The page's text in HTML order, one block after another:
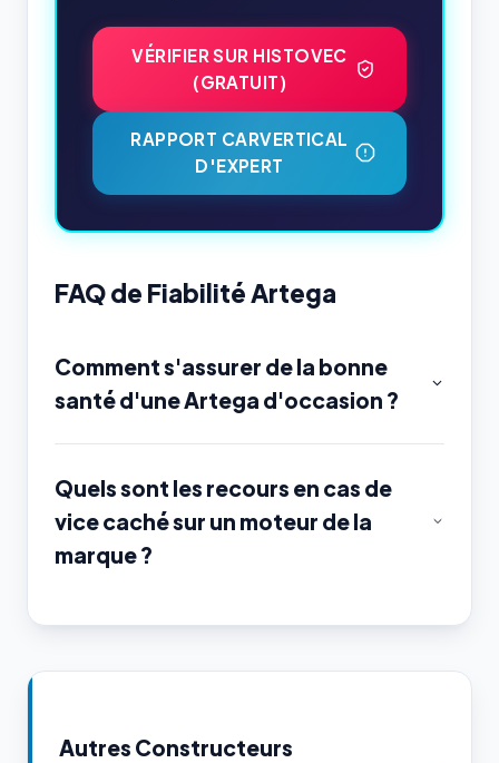
VÉRIFIER SUR HISTOVEC
(GRATUIT)
RAPPORT CARVERTICAL
D'EXPERT
FAQ de Fiabilité Artega
Comment s'assurer de la bonne
santé d'une Artega d'occasion ?
Quels sont les recours en cas de
vice caché sur un moteur de la
marque ?
Autres Constructeurs